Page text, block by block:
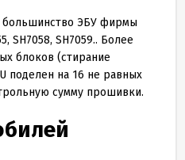
большинство ЭБУ фирмы
SH7058, SH7059.. Более
блоков (стирание
поделен на 16 не равных
сумму прошивки.